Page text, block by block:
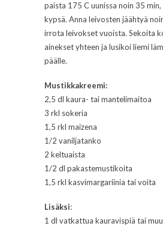
paista 175 C uunissa noin 35
kypsä. Anna leivosten jäähtyä
irrota leivokset vuoista. Sekoita
ainekset yhteen ja lusikoi liemi
päälle.
Mustikkakreemi:
2,5 dl kaura- tai mantelimaitoa
3 rkl sokeria
1,5 rkl maizena
1/2 vaniljatanko
2 keltuaista
1/2 dl pakastemustikoita
1,5 rkl kasvimargariinia tai voita
Lisäksi:
1 dl vatkattua kauravispiä tai